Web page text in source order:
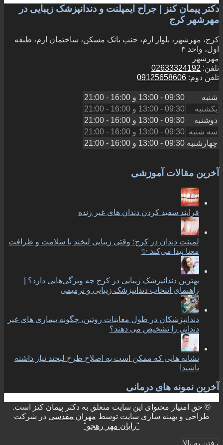
دکتر پیمان کنز | جراح ایمپلنت و دندانپزشک زیبایی در
مهرشهر کرج
کرج، مهرشهر، بلوار ارم، جنب بانک مسکن، ساختمان ارم، طبقه
اول، واحد ۳
مهرشهر
تلفن: 02633324192
تلفن دوم: 09125658606
شنبه 09:30 - 13:00 و 16:00 - 21:00
یکشنبه
09:30 - 13:00 و 16:00 - 21:00
دوشنبه
09:30 - 13:00 و 16:00 - 21:00
سه شنبه 09:30 - 13:00 و 16:00 - 21:00
چهارشنبه 09:30 - 13:00 و 16:00 - 21:00
آخرین مقالات آموزشی
فرایند سفید کردن دندان های غیر زنده
لمینت دندان در کرج؛ وقتی زیبایی لبخند با سلامت و ظرافت
معنا پیدا می‌کند ✨
بهترین دندانپزشک زیبایی در کرج چه ویژگی‌هایی دارد؟ |
راهنمای انتخاب دندانپزشک زیبایی و ترمیمی
دندانپزشکان در طول معاینات روتین، چگونه بیماری های غیر
دندانی را تشخیص می دهند؟
نشانه هایی که ممکن است به اصلاح طرح لبخند نیاز داشته
باشید!
آخرین نمونه های درمانی
© حق امتیاز محتوای این سایت متعلق به دکتر پیمان کنز است.
طراحی و بهینه سازی سایت توسط مهران مقدسی در شرکت
"رایان مهر رهجو"
رفتن به بالا